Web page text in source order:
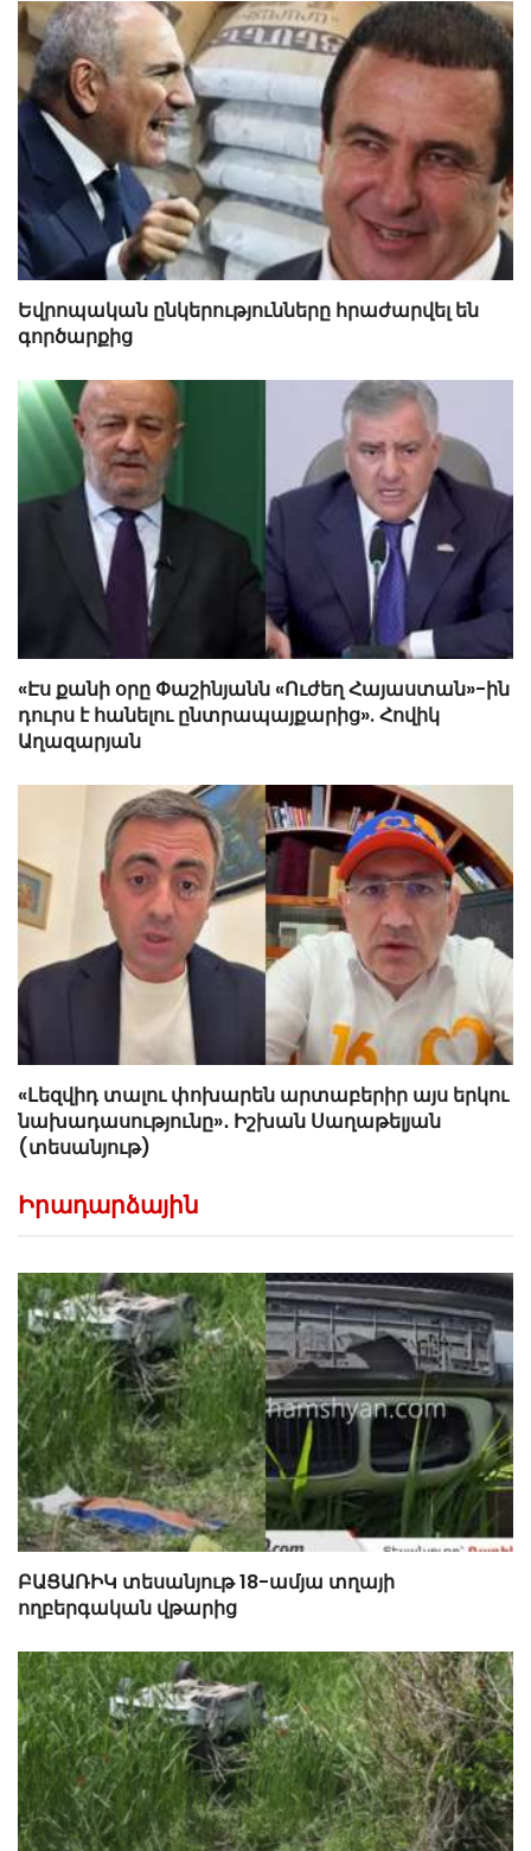
Եվրոպական ընկերությունները հրաժարվել են
գործարքից
«Էս քանի օրը Փաշինյանն «Ուժեղ Հայաստան»-ին
դուրս է հանելու ընտրապայքարից». Հովիկ
Աղազարյան
«Լեզվիդ տալու փոխարեն արտաբերիր այս երկու
նախադասությունը»․ Իշխան Սաղաթելյան
(տեսանյութ)
Իրադարձային
ԲԱՑԱՌԻԿ տեսանյութ 18-ամյա տղայի
ողբերգական վթարից